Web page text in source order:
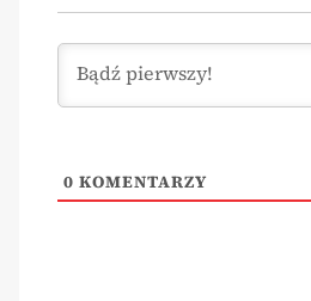
0 KOMENTARZY